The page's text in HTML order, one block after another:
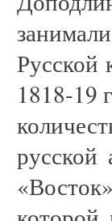
Русской
1818-19